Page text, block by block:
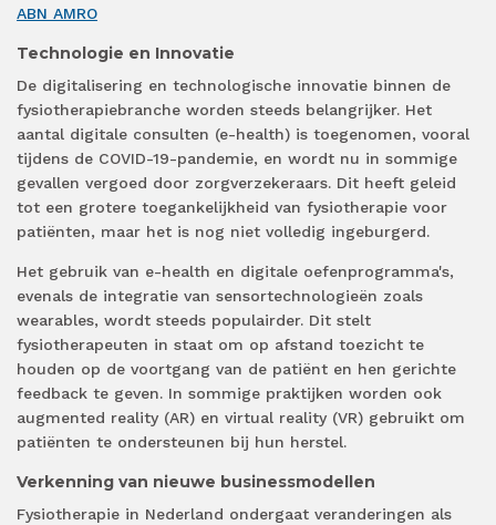
ABN AMRO
Technologie en Innovatie
De digitalisering en technologische innovatie binnen de
fysiotherapiebranche worden steeds belangrijker. Het
aantal digitale consulten (e-health) is toegenomen, vooral
tijdens de COVID-19-pandemie, en wordt nu in sommige
gevallen vergoed door zorgverzekeraars. Dit heeft geleid
tot een grotere toegankelijkheid van fysiotherapie voor
patiënten, maar het is nog niet volledig ingeburgerd.
Het gebruik van e-health en digitale oefenprogramma's,
evenals de integratie van sensortechnologieën zoals
wearables, wordt steeds populairder. Dit stelt
fysiotherapeuten in staat om op afstand toezicht te
houden op de voortgang van de patiënt en hen gerichte
feedback te geven. In sommige praktijken worden ook
augmented reality (AR) en virtual reality (VR) gebruikt om
patiënten te ondersteunen bij hun herstel.
Verkenning van nieuwe businessmodellen
Fysiotherapie in Nederland ondergaat veranderingen als